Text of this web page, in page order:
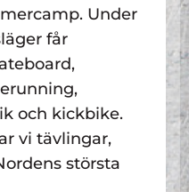
Under
får
och kickbike.
vi tävlingar,
största